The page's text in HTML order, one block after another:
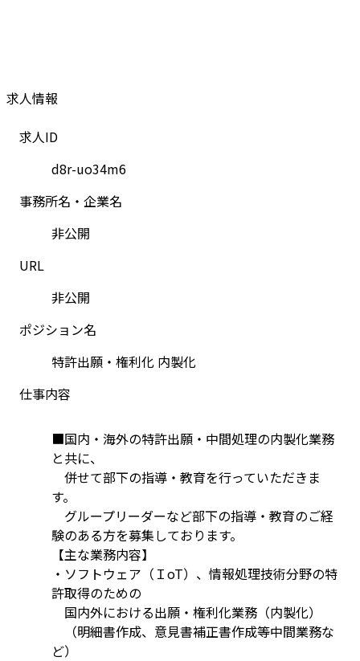
求人情報
求人ID
d8r-uo34m6
事務所名・企業名
非公開
URL
非公開
ポジション名
特許出願・権利化 内製化
仕事内容
■国内・海外の特許出願・中間処理の内製化業務
と共に、
併せて部下の指導・教育を行っていただきま
す。
グループリーダーなど部下の指導・教育のご経
験のある方を募集しております。
【主な業務内容】
・ソフトウェア（ＩoT）、情報処理技術分野の特
許取得のための
国内外における出願・権利化業務（内製化）
（明細書作成、意見書補正書作成等中間業務な
ど）